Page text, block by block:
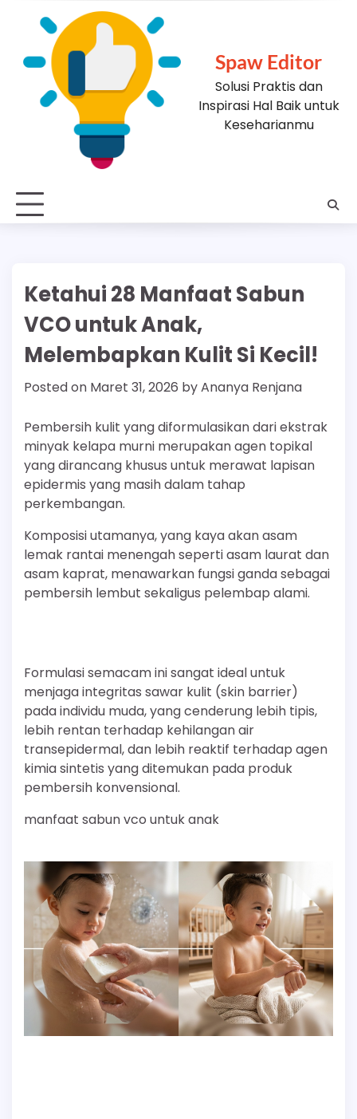
Spaw Editor
Solusi Praktis dan
Inspirasi Hal Baik untuk
Keseharianmu
Ketahui 28 Manfaat Sabun
VCO untuk Anak,
Melembapkan Kulit Si Kecil!
Posted on Maret 31, 2026 byAnanya Renjana
Pembersih kulit yang diformulasikan dari ekstrak
minyak kelapa murni merupakan agen topikal
yang dirancang khusus untuk merawat lapisan
epidermis yang masih dalam tahap
perkembangan.
Komposisi utamanya, yang kaya akan asam
lemak rantai menengah seperti asam laurat dan
asam kaprat, menawarkan fungsi ganda sebagai
pembersih lembut sekaligus pelembap alami.
Formulasi semacam ini sangat ideal untuk
menjaga integritas sawar kulit (skin barrier)
pada individu muda, yang cenderung lebih tipis,
lebih rentan terhadap kehilangan air
transepidermal, dan lebih reaktif terhadap agen
kimia sintetis yang ditemukan pada produk
pembersih konvensional.
manfaat sabun vco untuk anak